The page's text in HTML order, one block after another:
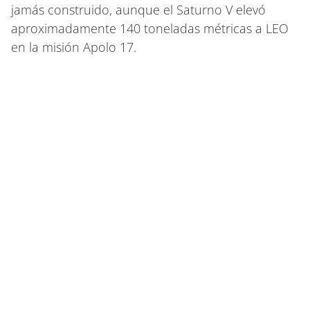
jamás construido, aunque el Saturno V elevó
aproximadamente 140 toneladas métricas a LEO
en la misión Apolo 17.